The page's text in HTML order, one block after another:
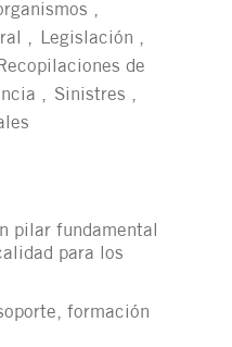
Legislación
Recopilaciones de
Sinistres
pilar fundamental
para los
formación